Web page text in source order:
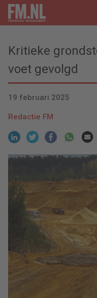
Kritieke
voet gevolgd
19 februari 2025
Redactie FM